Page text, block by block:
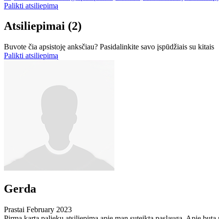
Palikti atsiliepimą
Atsiliepimai (2)
Buvote čia apsistoję anksčiau? Pasidalinkite savo įspūdžiais su kitais
Palikti atsiliepimą
Gerda
Prastai February 2023